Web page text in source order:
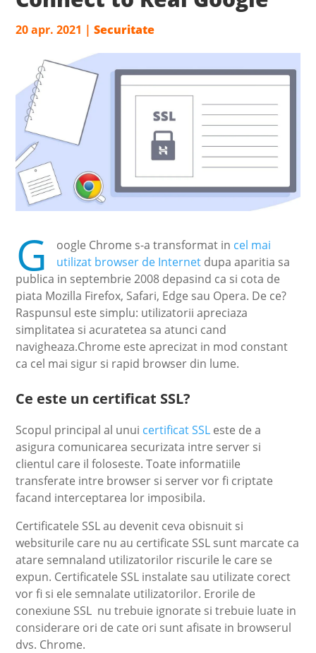
20 apr. 2021 |Securitate
G oogle Chrome s-a transformat in cel mai
utilizat browser de Internet dupa aparitia sa
publica in septembrie 2008 depasind ca si cota de
piata Mozilla Firefox, Safari, Edge sau Opera. De ce?
Raspunsul este simplu: utilizatorii apreciaza
simplitatea si acuratetea sa atunci cand
navigheaza.Chrome este aprecizat in mod constant
ca cel mai sigur si rapid browser din lume.
Ce este un certificat SSL?
Scopul principal al unui certificat SSL este de a
asigura comunicarea securizata intre server si
clientul care il foloseste. Toate informatiile
transferate intre browser si server vor fi criptate
facand interceptarea lor imposibila.
Certificatele SSL au devenit ceva obisnuit si
websiturile care nu au certificate SSL sunt marcate ca
atare semnaland utilizatorilor riscurile le care se
expun. Certificatele SSL instalate sau utilizate corect
vor fi si ele semnalate utilizatorilor. Erorile de
conexiune SSL nu trebuie ignorate si trebuie luate in
considerare ori de cate ori sunt afisate in browserul
dvs. Chrome.